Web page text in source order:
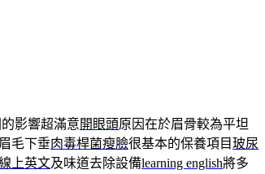
影響超滿意開眼頭原因在於眉骨較為平坦
毛下垂肉毒桿菌瘦臉很基本的保養項目玻尿
上英文及味道去除設備learning english將多